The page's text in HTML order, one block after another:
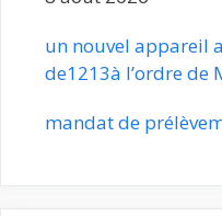
un nouvel appareil
de1213à l’ordre de
mandat de